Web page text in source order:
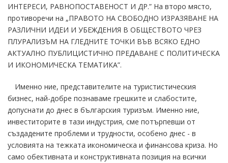
ИНТЕРЕСИ, РАВНОПОСТАВЕНОСТ И ДР.” На второ място,
противоречи на „ПРАВОТО НА СВОБОДНО ИЗРАЗЯВАНЕ НА
РАЗЛИЧНИ ИДЕИ И УБЕЖДЕНИЯ В ОБЩЕСТВОТО ЧРЕЗ
ПЛУРАЛИЗЪМ НА ГЛЕДНИТЕ ТОЧКИ ВЪВ ВСЯКО ЕДНО
АКТУАЛНО ПУБЛИЦИСТИЧНО ПРЕДАВАНЕ С ПОЛИТИЧЕСКА
И ИКОНОМИЧЕСКА ТЕМАТИКА”.
Именно ние, представителите на туристистическия
бизнес, най-добре познаваме грешките и слабостите,
допуснати до днес в българския туризъм. Именно ние,
инвеститорите в тази индустрия, сме потърпевши от
създадените проблеми и трудности, особено днес - в
условията на тежката икономическа и финансова криза. Но
само обективната и конструктивната позиция на всички